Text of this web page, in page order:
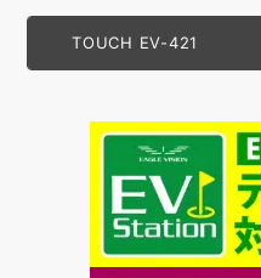
TOUCH EV-421